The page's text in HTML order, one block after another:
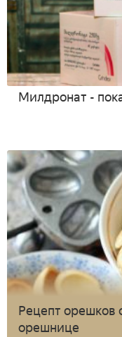
Милдронат -
Рецепт орешков
орешнице